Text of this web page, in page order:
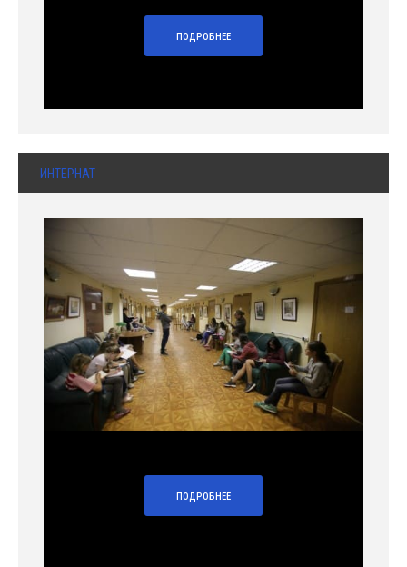
ПОДРОБНЕЕ
ИНТЕРНАТ
ПОДРОБНЕЕ